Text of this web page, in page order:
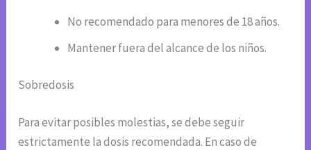
No recomendado para menores de 18 años.
Mantener fuera del alcance de los niños.
Sobredosis
Para evitar posibles molestias, se debe seguir
estrictamente la dosis recomendada. En caso de